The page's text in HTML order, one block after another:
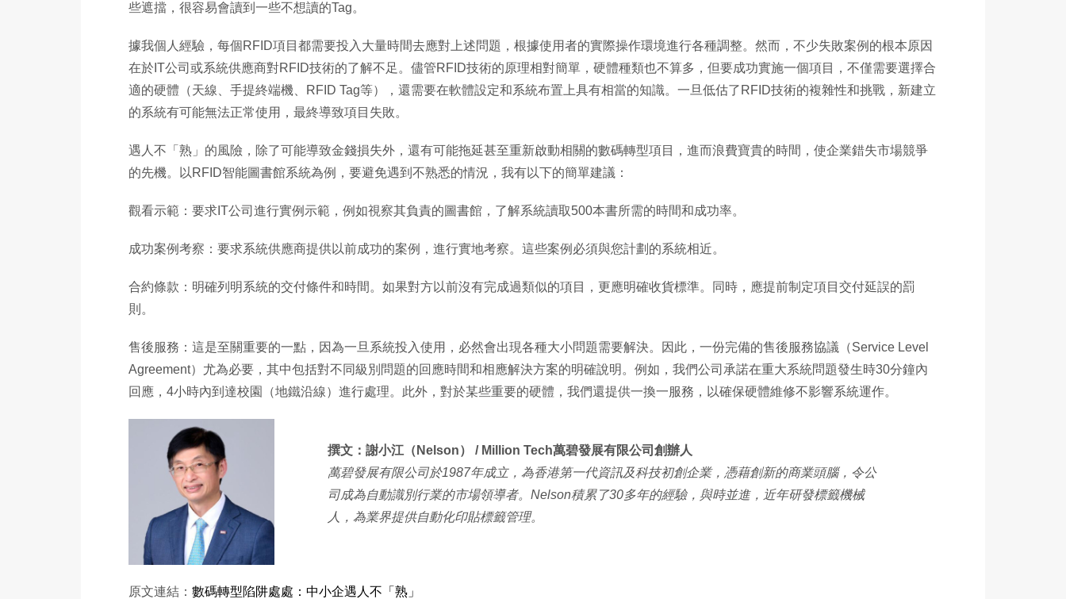
些遮擋，很容易會讀到一些不想讀的Tag。
據我個人經驗，每個RFID項目都需要投入大量時間去應對上述問題，根據使用者的實際操作環境進行各種調整。然而，不少失敗案例的根本原因
在於IT公司或系統供應商對RFID技術的了解不足。儘管RFID技術的原理相對簡單，硬體種類也不算多，但要成功實施一個項目，不僅需要選擇合
適的硬體（天線、手提終端機、RFID Tag等），還需要在軟體設定和系統布置上具有相當的知識。一旦低估了RFID技術的複雜性和挑戰，新建立
的系統有可能無法正常使用，最終導致項目失敗。
遇人不「熟」的風險，除了可能導致金錢損失外，還有可能拖延甚至重新啟動相關的數碼轉型項目，進而浪費寶貴的時間，使企業錯失市場競爭
的先機。以RFID智能圖書館系統為例，要避免遇到不熟悉的情況，我有以下的簡單建議：
觀看示範：要求IT公司進行實例示範，例如視察其負責的圖書館，了解系統讀取500本書所需的時間和成功率。
成功案例考察：要求系統供應商提供以前成功的案例，進行實地考察。這些案例必須與您計劃的系統相近。
合約條款：明確列明系統的交付條件和時間。如果對方以前沒有完成過類似的項目，更應明確收貨標準。同時，應提前制定項目交付延誤的罰
則。
售後服務：這是至關重要的一點，因為一旦系統投入使用，必然會出現各種大小問題需要解決。因此，一份完備的售後服務協議（Service Level
Agreement）尤為必要，其中包括對不同級別問題的回應時間和相應解決方案的明確說明。例如，我們公司承諾在重大系統問題發生時30分鐘內
回應，4小時內到達校園（地鐵沿線）進行處理。此外，對於某些重要的硬體，我們還提供一換一服務，以確保硬體維修不影響系統運作。
撰文：謝小江（Nelson） / Million Tech萬碧發展有限公司創辦人
萬碧發展有限公司於1987年成立，為香港第一代資訊及科技初創企業，憑藉創新的商業頭腦，令公
司成為自動識別行業的市場領導者。Nelson積累了30多年的經驗，與時並進，近年研發標籤機械
人，為業界提供自動化印貼標籤管理。
原文連結： 數碼轉型陷阱處處：中小企遇人不「熟」